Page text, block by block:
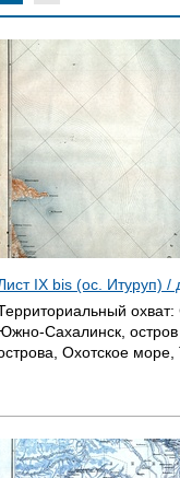
IX bis (ос. Итуруп) /
охват:
Сахалинск,
Охотское море,